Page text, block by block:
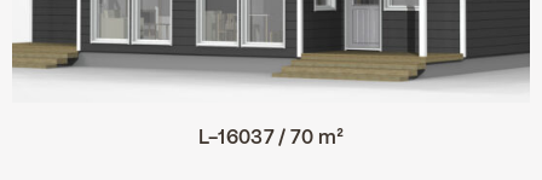
L-16037 / 70 m²